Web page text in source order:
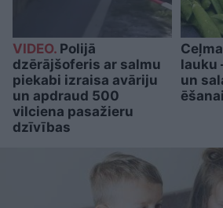
VIDEO. Polijā
dzērājšoferis ar salmu
piekabi izraisa avāriju
un apdraud 500
vilciena pasažieru
dzīvības
lauku
un